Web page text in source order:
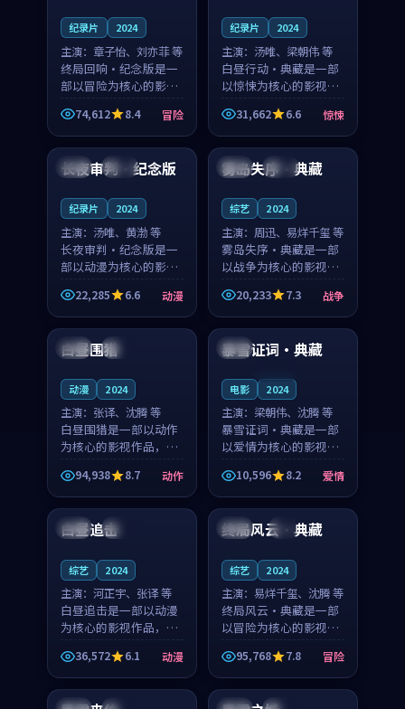
纪录片 2024
主演： 章子怡、刘亦菲 等
终局回响·纪念版是一
部以冒险为核心的影视
作品，围绕危机、反转
与人物成长展开，整体
节奏紧凑，值得推荐观
看。
74,612 8.4 冒险
纪录片 2024
主演： 汤唯、梁朝伟 等
白昼行动·典藏是一部
以惊悚为核心的影视作
品，围绕危机、反转与
人物成长展开，整体节
奏紧凑，值得推荐观
看。
31,662 6.6 惊悚
英国 热播
长夜审判·纪念版
纪录片 2024
主演： 汤唯、黄渤 等
长夜审判·纪念版是一
部以动漫为核心的影视
作品，围绕危机、反转
与人物成长展开，整体
节奏紧凑，值得推荐观
看。
22,285 6.6 动漫
中国 院线
雾岛失序·典藏
综艺 2024
主演： 周迅、易烊千玺 等
雾岛失序·典藏是一部
以战争为核心的影视作
品，围绕危机、反转与
人物成长展开，整体节
奏紧凑，值得推荐观
20,233 7.3 战争
日本 杜比
白昼围猎
动漫 2024
主演： 张译、沈腾 等
白昼围猎是一部以动作
为核心的影视作品，围
绕危机、反转与人物成
长展开，整体节奏紧
凑，值得推荐观看。
94,938 8.7 动作
中国
暴雪证词·典藏
电影 2024
主演： 梁朝伟、沈腾 等
暴雪证词·典藏是一部
以爱情为核心的影视作
品，围绕危机、反转与
人物成长展开，整体节
奏紧凑，值得推荐观
看。
10,596 8.2 爱情
中国 完结
白昼追击
综艺 2024
主演： 河正宇、张译 等
白昼追击是一部以动漫
为核心的影视作品，围
绕危机、反转与人物成
长展开，整体节奏紧
凑，值得推荐观看。
36,572 6.1 动漫
美国 4K
终局风云·典藏
综艺 2024
主演： 易烊千玺、沈腾 等
终局风云·典藏是一部
以冒险为核心的影视作
品，围绕危机、反转与
人物成长展开，整体节
奏紧凑，值得推荐观
看。
95,768 7.8 冒险